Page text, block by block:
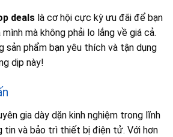
deals là cơ hội cực kỳ ưu đãi để bạn
mà không phải lo lắng về giá cả.
sản phẩm bạn yêu thích và tận dụng
dịp này!
gia dày dặn kinh nghiệm trong lĩnh
tin và bảo trì thiết bị điện tử. Với hơn